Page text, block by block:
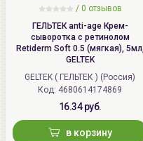
/ 0 отзывов
ГЕЛЬТЕК anti-age Крем-
сыворотка с ретинолом
Retiderm Soft 0.5 (мягкая), 5мл,
GELTEK
GELTEK ( ГЕЛЬТЕК ) (Россия)
Код: 4680614174869
16.34 руб.
в корзину